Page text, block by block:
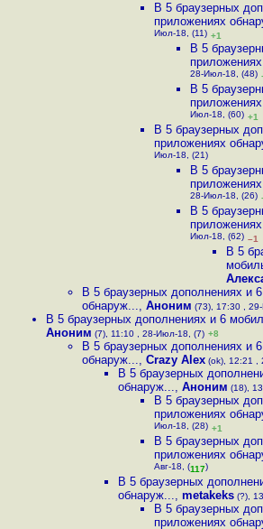
В 5 браузерных
приложениях
Июл-18, (11) +1
В 5
28-Июл-18, (48)
В 5
Июл-18, (60) +1
В 5 браузерных
приложениях
Июл-18, (21)
В 5
28-Июл-18, (26)
В 5
Июл-18, (62) –1
В 5
В 5 браузерных дополнениях и
обнаруж..., Аноним (73), 17:30 ,
В 5 браузерных дополнениях и 6
Аноним (7), 11:10 , 28-Июл-18, (7) +8
В 5 браузерных дополнениях и
обнаруж..., Crazy Alex (ok), 12:21 ,
В 5 браузерных
обнаруж..., Аноним (18),
В 5 браузерных
приложениях
Июл-18, (28) +1
В 5 браузерных
приложениях
Авг-18, (117)
В 5 браузерных
обнаруж..., metakeks (?),
В 5 браузерных
приложениях